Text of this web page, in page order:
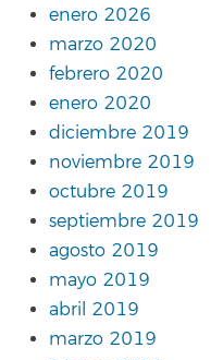
enero 2026
marzo 2020
febrero 2020
enero 2020
diciembre 2019
noviembre 2019
octubre 2019
septiembre 2019
agosto 2019
mayo 2019
abril 2019
marzo 2019